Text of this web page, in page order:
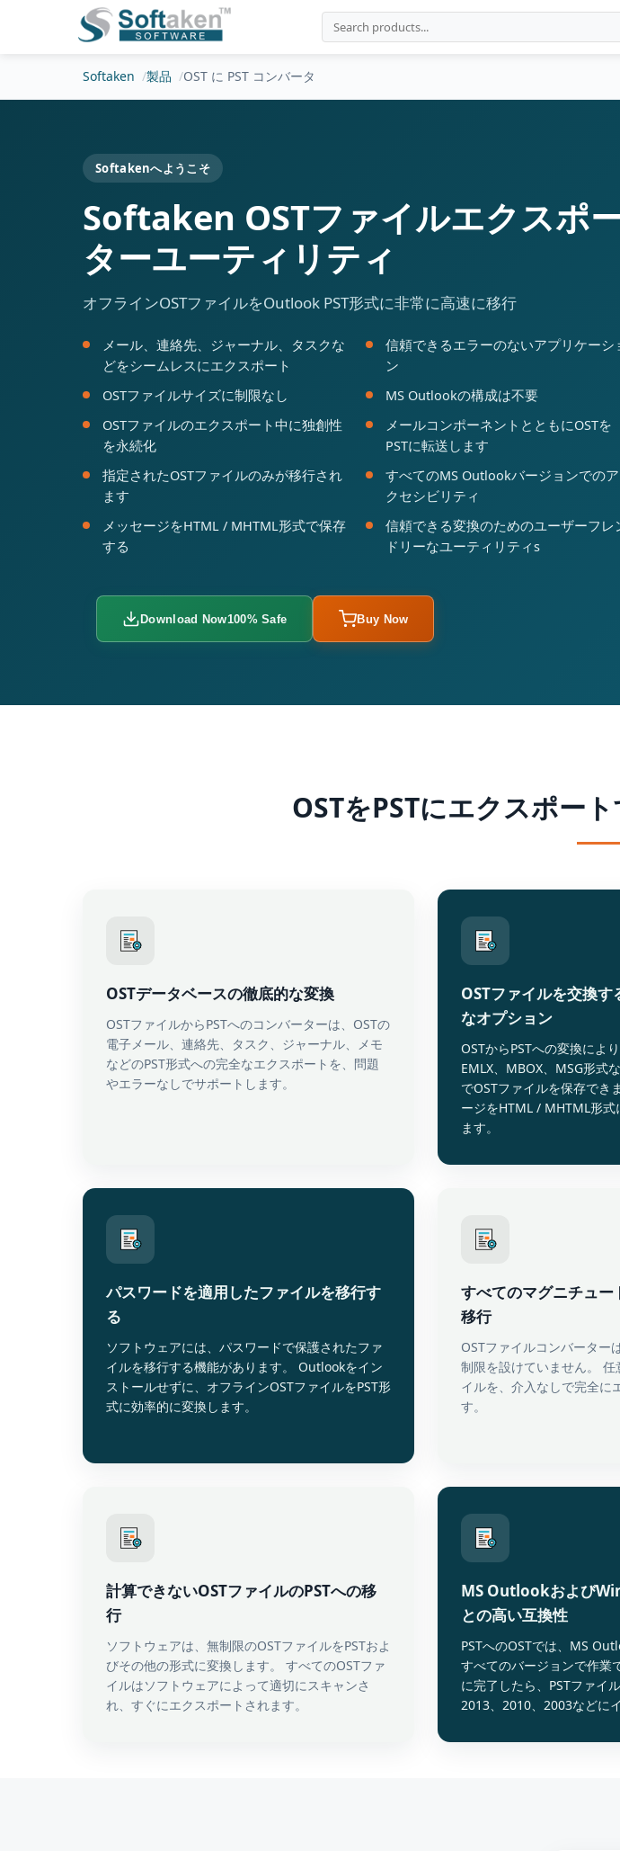
Softaken 製品 OST に PST コンバータ
Softakenへようこそ
Softaken OSTファイルエクスポ
ターユーティリティ
オフラインOSTファイルをOutlook PST形式に非常に高速に移行
メール、連絡先、ジャーナル、タスクな
どをシームレスにエクスポート
信頼できるエラーのないアプリケーシ
ン
OSTファイルサイズに制限なし
MS Outlookの構成は不要
OSTファイルのエクスポート中に独創性
を永続化
メールコンポーネントとともにOSTを
PSTに転送します
指定されたOSTファイルのみが移行され
ます
すべてのMS Outlookバージョンでのア
クセシビリティ
メッセージをHTML / MHTML形式で保存
する
信頼できる変換のためのユーザーフレ
ドリーなユーティリティs
Download Now100% Safe Buy Now
OSTをPSTにエクスポー
OSTデータベースの徹底的な変換
OSTファイルからPSTへのコンバーターは、OSTの
電子メール、連絡先、タスク、ジャーナル、メモ
などのPST形式への完全なエクスポートを、問題
やエラーなしでサポートします。
OSTファイルを交換す
なオプション
OSTからPSTへの変換により
EMLX、MBOX、MSG形式
でOSTファイルを保存でき
ージをHTML / MHTML形式
ます。
パスワードを適用したファイルを移行す
る
ソフトウェアには、パスワードで保護されたファ
イルを移行する機能があります。 Outlookをイン
ストールせずに、オフラインOSTファイルをPST形
式に効率的に変換します。
すべてのマグニチュー
移行
OSTファイルコンバーター
制限を設けていません。 任
イルを、介入なしで完全に
す。
計算できないOSTファイルのPSTへの移
行
ソフトウェアは、無制限のOSTファイルをPSTおよ
びその他の形式に変換します。 すべてのOSTファ
イルはソフトウェアによって適切にスキャンさ
れ、すぐにエクスポートされます。
MS Outlookおよび
との高い互換性
PSTへのOSTでは、MS
すべてのバージョンで作業
に完了したら、PSTファイ
2013、2010、2003などに